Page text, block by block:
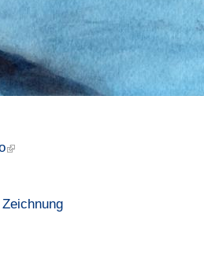
Zeichnung